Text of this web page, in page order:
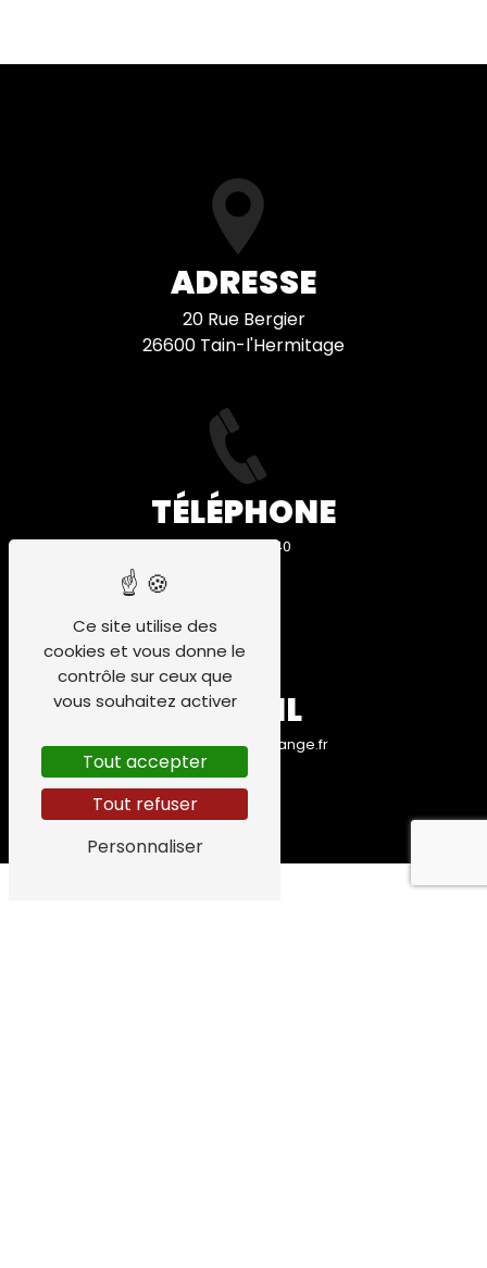
ADRESSE
20 Rue Bergier
26600 Tain-l'Hermitage
TÉLÉPHONE
06 84 75 91 40
E-MAIL
valette.brice@orange.fr
Ce site utilise des
cookies et vous donne le
contrôle sur ceux que
vous souhaitez activer
Tout accepter
Tout refuser
Personnaliser